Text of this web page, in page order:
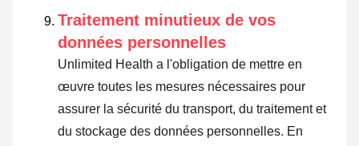
Traitement minutieux de vos
données personnelles
Unlimited Health a l'obligation de mettre en
œuvre toutes les mesures nécessaires pour
assurer la sécurité du transport, du traitement et
du stockage des données personnelles. En